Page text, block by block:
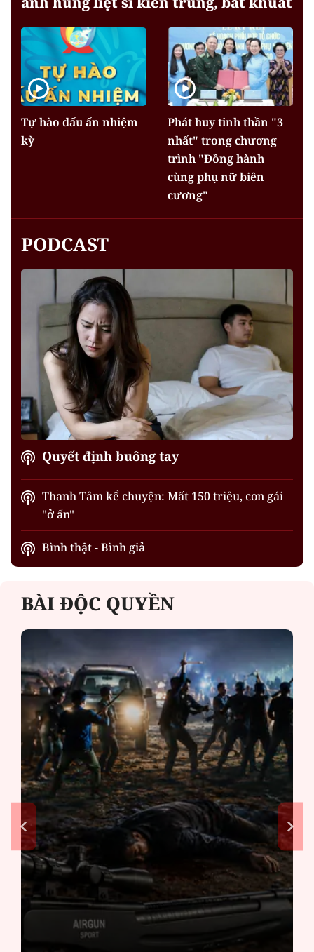
Tự hào dấu ấn nhiệm
kỳ
Phát huy tinh thần "3
nhất" trong chương
trình "Đồng hành
cùng phụ nữ biên
cương"
PODCAST
Quyết định buông tay
Thanh Tâm kể chuyện: Mất 150 triệu, con gái
"ở ẩn"
Bình thật - Bình giả
BÀI ĐỘC QUYỀN